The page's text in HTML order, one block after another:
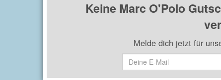
Keine Marc O'Polo
Melde dich jetzt für